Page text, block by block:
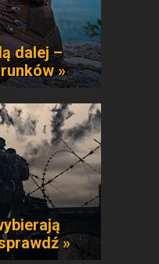
dalej –
»
»